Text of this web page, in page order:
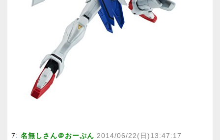
7: 名無しさん＠おーぷん 2014/06/22(日)13:47:17